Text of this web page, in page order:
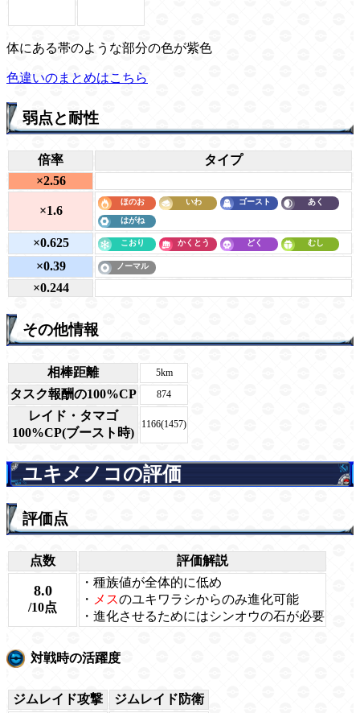
体にある帯のような部分の色が紫色
色違いのまとめはこちら
弱点と耐性
倍率
タイプ
×2.56
×1.6
×0.625
×0.39
×0.244
その他情報
相棒距離 5km
タスク報酬の100%CP 874
レイド・タマゴ
100%CP(ブースト時)
1166(1457)
ユキメノコの評価
評価点
点数 評価解説
8.0
/10点
・種族値が全体的に低め
・ メスのユキワラシからのみ進化可能
・進化させるためにはシンオウの石が必要
対戦時の活躍度
ジムレイド攻撃 ジムレイド防衛